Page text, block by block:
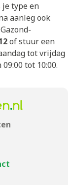
je type en
aanleg ook
Gazond-
of stuur een
tot vrijdag
tot 10:00.